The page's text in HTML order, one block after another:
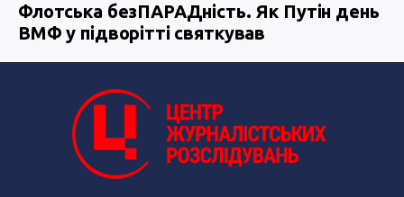
Флотська безПАРАДність. Як Путін день
ВМФ у підворітті святкував